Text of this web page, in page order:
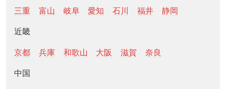
三重 富山 岐阜 愛知 石川 福井 静岡
近畿
京都 兵庫 和歌山 大阪 滋賀 奈良
中国